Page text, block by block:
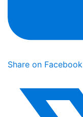
Share on Facebook